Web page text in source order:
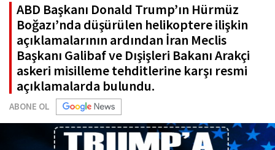
ABD Başkanı Donald Trump’ın Hürmüz
Boğazı’nda düşürülen helikoptere ilişkin
açıklamalarının ardından İran Meclis
Başkanı Galibaf ve Dışişleri Bakanı Arakçi
askeri misilleme tehditlerine karşı resmi
açıklamalarda bulundu.
ABONE OL